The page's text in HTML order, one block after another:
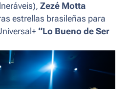
), Zezé Motta
estrellas brasileñas para
“Lo Bueno de Ser